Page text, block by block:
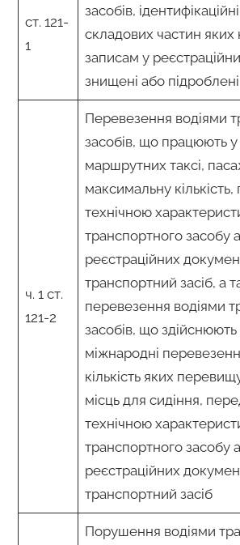
ст. 121-
1
засобів,
складових частин яких
записам у
знищені або підроблені
ч. 1 ст.
121-2
Перевезення водіями
засобів, що працюють
маршрутних таксі,
максимальну
технічною
транспортного засобу
реєстраційних
транспортний засіб, а
перевезення водіями
засобів, що здійснюють
міжнародні
кількість яких
місць для сидіння,
технічною
транспортного засобу
реєстраційних
транспортний засіб
Порушення водіями